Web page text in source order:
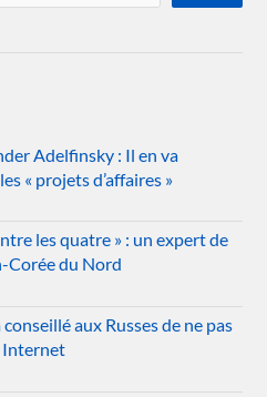
Adelfinsky : Il en va
« projets d’affaires »
les quatre » : un expert de
Corée du Nord
aux Russes de ne pas
Internet